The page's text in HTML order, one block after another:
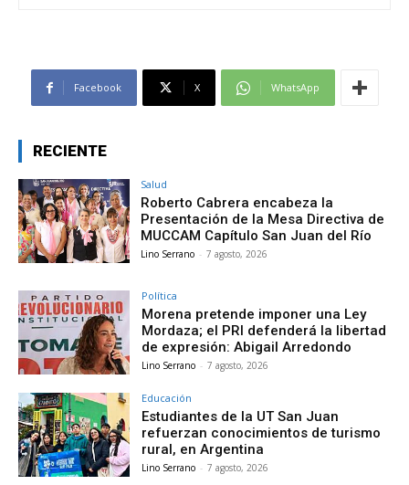
Facebook X WhatsApp
RECIENTE
Salud
Roberto Cabrera encabeza la
Presentación de la Mesa Directiva de
MUCCAM Capítulo San Juan del Río
Lino Serrano - 7 agosto, 2026
Política
Morena pretende imponer una Ley
Mordaza; el PRI defenderá la libertad
de expresión: Abigail Arredondo
Lino Serrano - 7 agosto, 2026
Educación
Estudiantes de la UT San Juan
refuerzan conocimientos de turismo
rural, en Argentina
Lino Serrano - 7 agosto, 2026